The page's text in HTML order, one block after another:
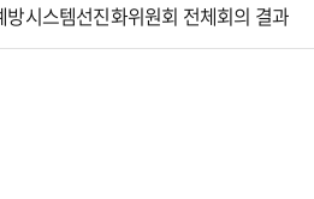
방시스템선진화위원회 전체회의 결과